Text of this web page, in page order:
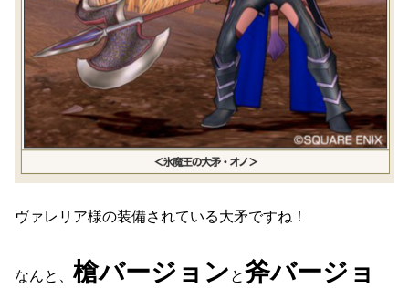
ヴァレリア様の装備されている大矛ですね！
なんと、 槍バージョン と斧バージョ